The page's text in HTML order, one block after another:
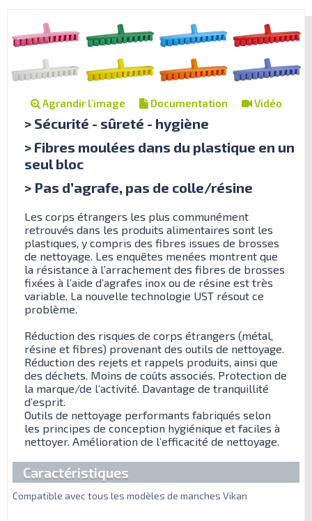
Agrandir l'image Documentation Vidéo
> Sécurité - sûreté - hygiène
> Fibres moulées dans du plastique en un
seul bloc
> Pas d’agrafe, pas de colle/résine
Les corps étrangers les plus communément
retrouvés dans les produits alimentaires sont les
plastiques, y compris des fibres issues de brosses
de nettoyage. Les enquêtes menées montrent que
la résistance à l’arrachement des fibres de brosses
fixées à l’aide d’agrafes inox ou de résine est très
variable. La nouvelle technologie UST résout ce
problème.
Réduction des risques de corps étrangers (métal,
résine et fibres) provenant des outils de nettoyage.
Réduction des rejets et rappels produits, ainsi que
des déchets. Moins de coûts associés. Protection de
la marque/de l’activité. Davantage de tranquillité
d’esprit.
Outils de nettoyage performants fabriqués selon
les principes de conception hygiénique et faciles à
nettoyer. Amélioration de l’efficacité de nettoyage.
Caractéristiques
Compatible avec tous les modèles de manches Vikan